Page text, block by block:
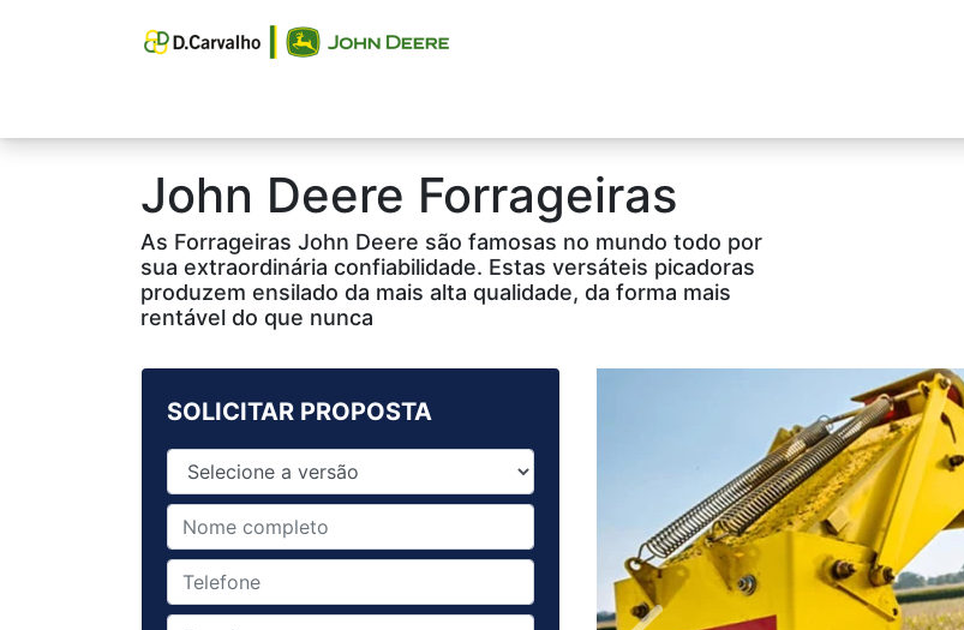
John Deere Forrageiras
As Forrageiras John Deere são famosas no mundo todo por
sua extraordinária confiabilidade. Estas versáteis picadoras
produzem ensilado da mais alta qualidade, da forma mais
rentável do que nunca
SOLICITAR PROPOSTA